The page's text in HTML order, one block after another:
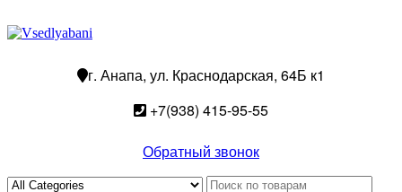
г. Анапа, ул. Краснодарская, 64Б к1
+7(938) 415-95-55
Обратный звонок